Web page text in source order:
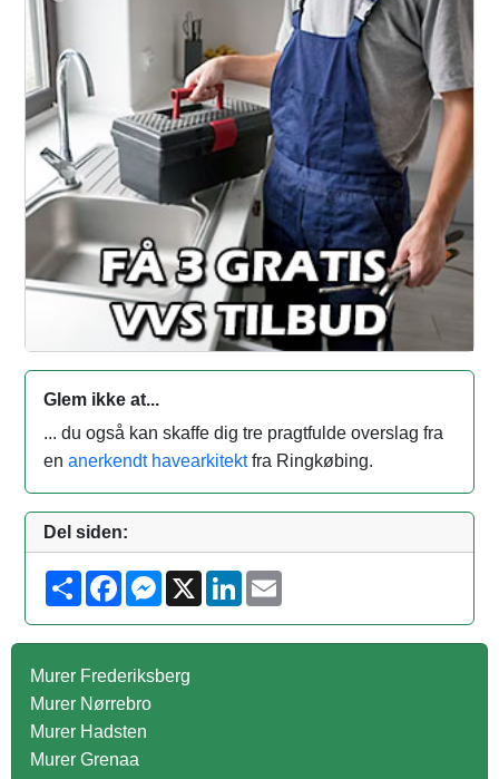
Glem ikke at...
... du også kan skaffe dig tre pragtfulde overslag fra
en anerkendt havearkitektfra Ringkøbing.
Del siden:
S
h
e
F
b
o
o
k
M
e
n
g
X
L
e
l
Murer Frederiksberg
Murer Nørrebro
Murer Hadsten
Murer Grenaa